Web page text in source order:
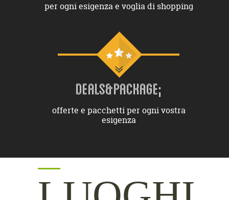
per ogni esigenza e voglia di shopping
DEALS&PACKAGE;
offerte e pacchetti per ogni vostra
esigenza